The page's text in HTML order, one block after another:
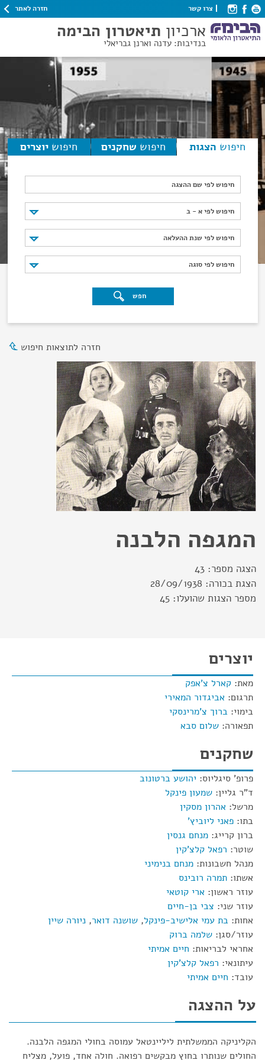
צרו קשר חזרה לאתר
ארכיון תיאטרון הבימה
בנדיבות: עדנה וארנן גבריאלי
חיפוש הצגות חיפוש שחקנים חיפוש יוצרים
חיפוש לפי שם ההצגה
חיפוש לפי א - ב
חיפוש לפי א - ב
חיפוש לפי שנת ההעלאה
חיפוש לפי שנת ההעלאה
חיפוש לפי סוגה
חיפוש לפי סוגה
חפש
חזרה לתוצאות חיפוש
המגפה הלבנה
הצגה מספר: 43
הצגת בכורה: 28/09/1938
מספר הצגות שהועלו: 45
יוצרים
מאת: קארל צ'אפק
תרגום: אביגדור המאירי
בימוי: ברוך צ'מרינסקי
תפאורה: שלום סבא
שחקנים
פרופ' סיגליוס: יהושע ברטונוב
ד"ר גליין: שמעון פינקל
מרשל: אהרון מסקין
בתו: פאני ליוביץ'
ברון קרייג: מנחם גנסין
שוטר: רפאל קלצ'קין
מנהל חשבונות: מנחם בנימיני
אשתו: תמרה רובינס
עוזר ראשון: ארי קוטאי
עוזר שני: צבי בן-חיים
אחות: בת עמי אלישיב-פינקל, שושנה דואר, ניורה שיין
עוזר/סגן: שלמה ברוק
אחראי לבריאות: חיים אמיתי
עיתונאי: רפאל קלצ'קין
עובד: חיים אמיתי
על ההצגה
הקליניקה הממשלתית ליליינטאל עמוסה בחולי המגפה הלבנה.
החולים שנותרו בחוץ מבקשים רפואה. חולה אחד, פועל, מצליח